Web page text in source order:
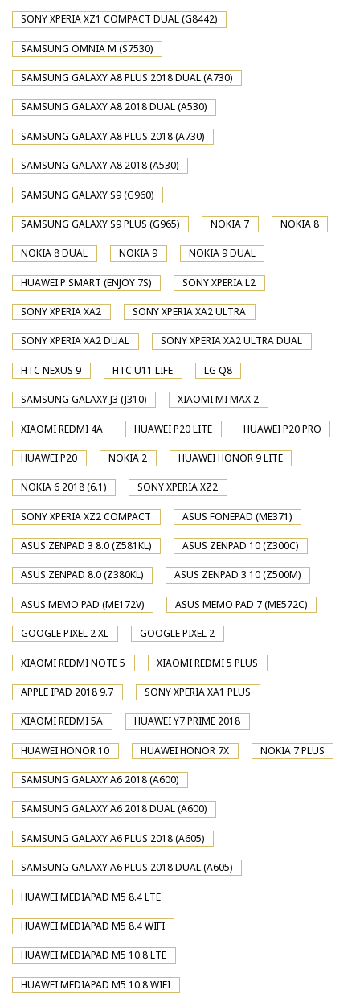
SONY XPERIA XZ1 COMPACT DUAL (G8442)
SAMSUNG OMNIA M (S7530)
SAMSUNG GALAXY A8 PLUS 2018 DUAL (A730)
SAMSUNG GALAXY A8 2018 DUAL (A530)
SAMSUNG GALAXY A8 PLUS 2018 (A730)
SAMSUNG GALAXY A8 2018 (A530)
SAMSUNG GALAXY S9 (G960)
SAMSUNG GALAXY S9 PLUS (G965) NOKIA 7 NOKIA 8
NOKIA 8 DUAL NOKIA 9 NOKIA 9 DUAL
HUAWEI P SMART (ENJOY 7S) SONY XPERIA L2
SONY XPERIA XA2 SONY XPERIA XA2 ULTRA
SONY XPERIA XA2 DUAL SONY XPERIA XA2 ULTRA DUAL
HTC NEXUS 9 HTC U11 LIFE LG Q8
SAMSUNG GALAXY J3 (J310) XIAOMI MI MAX 2
XIAOMI REDMI 4A HUAWEI P20 LITE HUAWEI P20 PRO
HUAWEI P20 NOKIA 2 HUAWEI HONOR 9 LITE
NOKIA 6 2018 (6.1) SONY XPERIA XZ2
SONY XPERIA XZ2 COMPACT ASUS FONEPAD (ME371)
ASUS ZENPAD 3 8.0 (Z581KL) ASUS ZENPAD 10 (Z300C)
ASUS ZENPAD 8.0 (Z380KL) ASUS ZENPAD 3 10 (Z500M)
ASUS MEMO PAD (ME172V) ASUS MEMO PAD 7 (ME572C)
GOOGLE PIXEL 2 XL GOOGLE PIXEL 2
XIAOMI REDMI NOTE 5 XIAOMI REDMI 5 PLUS
APPLE IPAD 2018 9.7 SONY XPERIA XA1 PLUS
XIAOMI REDMI 5A HUAWEI Y7 PRIME 2018
HUAWEI HONOR 10 HUAWEI HONOR 7X NOKIA 7 PLUS
SAMSUNG GALAXY A6 2018 (A600)
SAMSUNG GALAXY A6 2018 DUAL (A600)
SAMSUNG GALAXY A6 PLUS 2018 (A605)
SAMSUNG GALAXY A6 PLUS 2018 DUAL (A605)
HUAWEI MEDIAPAD M5 8.4 LTE
HUAWEI MEDIAPAD M5 8.4 WIFI
HUAWEI MEDIAPAD M5 10.8 LTE
HUAWEI MEDIAPAD M5 10.8 WIFI